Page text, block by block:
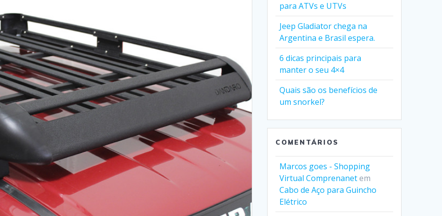
para ATVs e UTVs
Jeep Gladiator chega na
Argentina e Brasil espera.
6 dicas principais para
manter o seu 4×4
Quais são os benefícios de
um snorkel?
COMENTÁRIOS
Marcos goes - Shopping
Virtual Comprenanetem
Cabo de Aço para Guincho
Elétrico